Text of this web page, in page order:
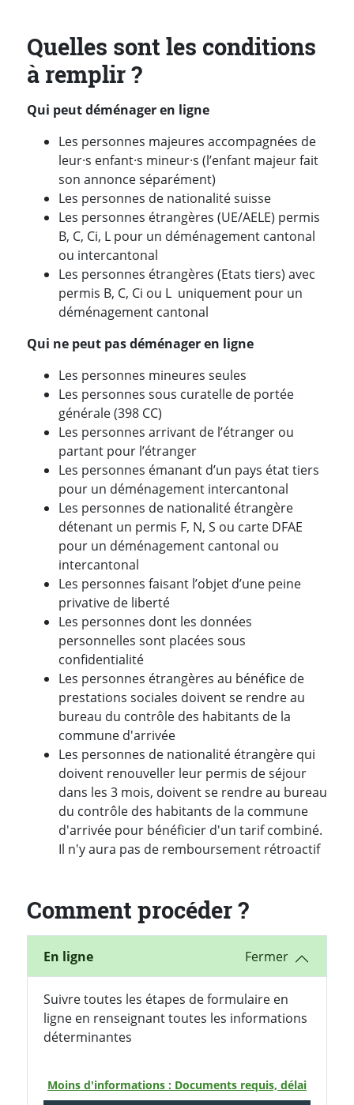
Quelles sont les conditions
à remplir ?
Qui peut déménager en ligne
Les personnes majeures accompagnées de
leur·s enfant·s mineur·s (l’enfant majeur fait
son annonce séparément)
Les personnes de nationalité suisse
Les personnes étrangères (UE/AELE) permis
B, C, Ci, L pour un déménagement cantonal
ou intercantonal
Les personnes étrangères (Etats tiers) avec
permis B, C, Ci ou L uniquement pour un
déménagement cantonal
Qui ne peut pas déménager en ligne
Les personnes mineures seules
Les personnes sous curatelle de portée
générale (398 CC)
Les personnes arrivant de l’étranger ou
partant pour l’étranger
Les personnes émanant d’un pays état tiers
pour un déménagement intercantonal
Les personnes de nationalité étrangère
détenant un permis F, N, S ou carte DFAE
pour un déménagement cantonal ou
intercantonal
Les personnes faisant l’objet d’une peine
privative de liberté
Les personnes dont les données
personnelles sont placées sous
confidentialité
Les personnes étrangères au bénéfice de
prestations sociales doivent se rendre au
bureau du contrôle des habitants de la
commune d'arrivée
Les personnes de nationalité étrangère qui
doivent renouveller leur permis de séjour
dans les 3 mois, doivent se rendre au bureau
du contrôle des habitants de la commune
d'arrivée pour bénéficier d'un tarif combiné.
Il n'y aura pas de remboursement rétroactif
Comment procéder ?
En ligne
Suivre toutes les étapes de formulaire en
ligne en renseignant toutes les informations
déterminantes
Moins d'informations : Documents requis, délai